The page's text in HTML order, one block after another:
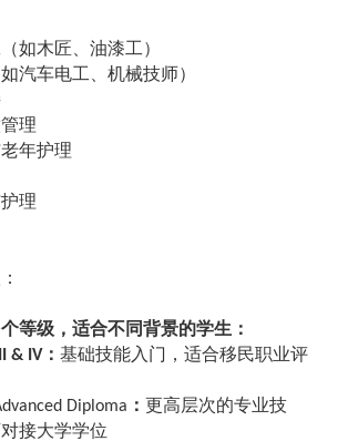
如木匠、油漆工）
汽车电工、机械技师）
理
年护理
理
等级，适合不同背景的学生：
& IV： 基础技能入门，适合移民职业评
Diploma ： 更高层次的专业技
接大学学位